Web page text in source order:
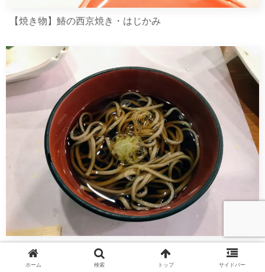
【焼き物】鰆の西京焼き・はじかみ
【お凌ぎ】日本蕎麦
ホーム 検索 トップ サイドバー